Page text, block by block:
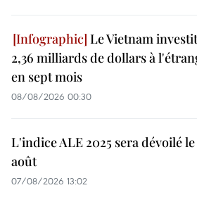
Le Vietnam investit
2,36 milliards de dollars à
en sept mois
08/08/2026 00:30
L'indice ALE 2025 sera dévoilé le
août
07/08/2026 13:02